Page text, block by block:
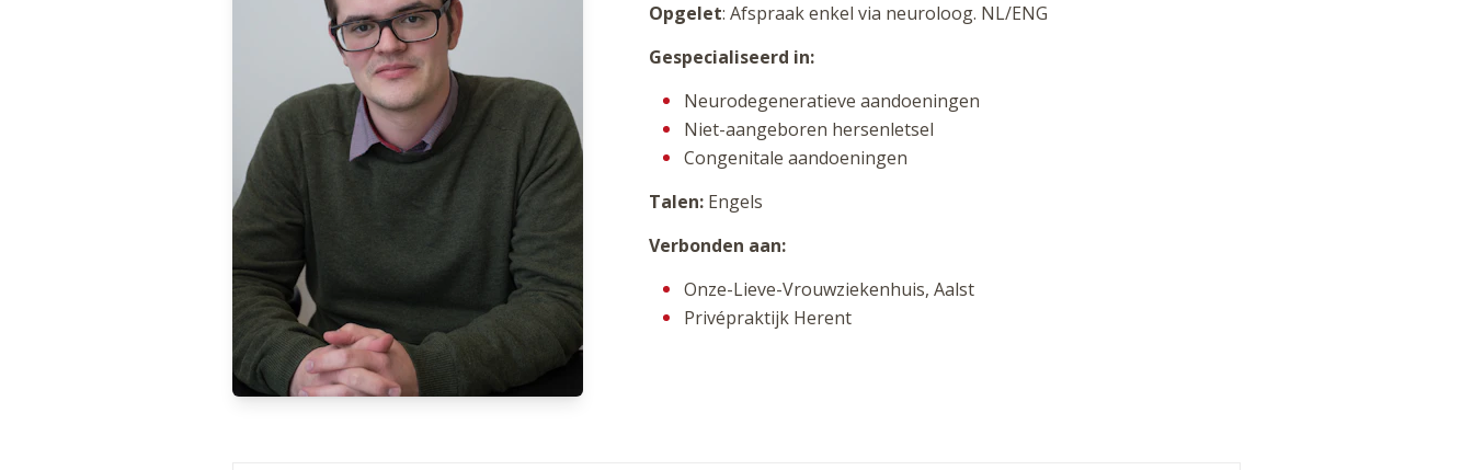
Opgelet: Afspraak enkel via neuroloog. NL/ENG
Gespecialiseerd in:
Neurodegeneratieve aandoeningen
Niet-aangeboren hersenletsel
Congenitale aandoeningen
Talen: Engels
Verbonden aan:
Onze-Lieve-Vrouwziekenhuis, Aalst
Privépraktijk Herent